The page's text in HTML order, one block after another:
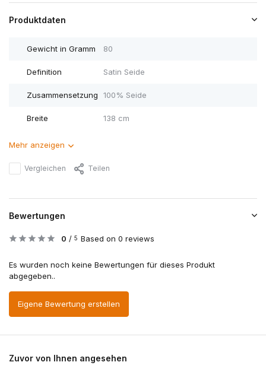
Produktdaten
Gewicht in Gramm 80
Definition Satin Seide
Zusammensetzung 100% Seide
Breite 138 cm
Mehr anzeigen
Vergleichen Teilen
Bewertungen
0 / 5 Based on 0 reviews
Es wurden noch keine Bewertungen für dieses Produkt
abgegeben..
Eigene Bewertung erstellen
Zuvor von Ihnen angesehen